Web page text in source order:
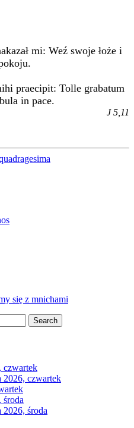
mi: Weź swoje łoże i
praecipit: Tolle grabatum
in pace.
J 5,11
się z mnichami
Search
czwartek
czwartek
środa